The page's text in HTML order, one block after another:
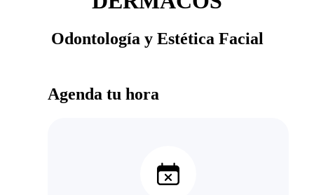
Odontología y Estética Facial
Agenda tu hora